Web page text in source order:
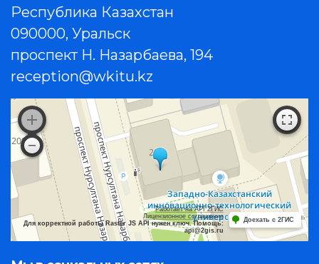
Республика Казахстан
090000, Уральск
проспект Н. Назарбаева, 194
reception@wkitu.kz
Работает на API 2ГИС
Лицензионное соглашение
Для корректной работы Raster JS API нужен ключ. Помощь:
api@2gis.ru
Доехать с 2ГИС